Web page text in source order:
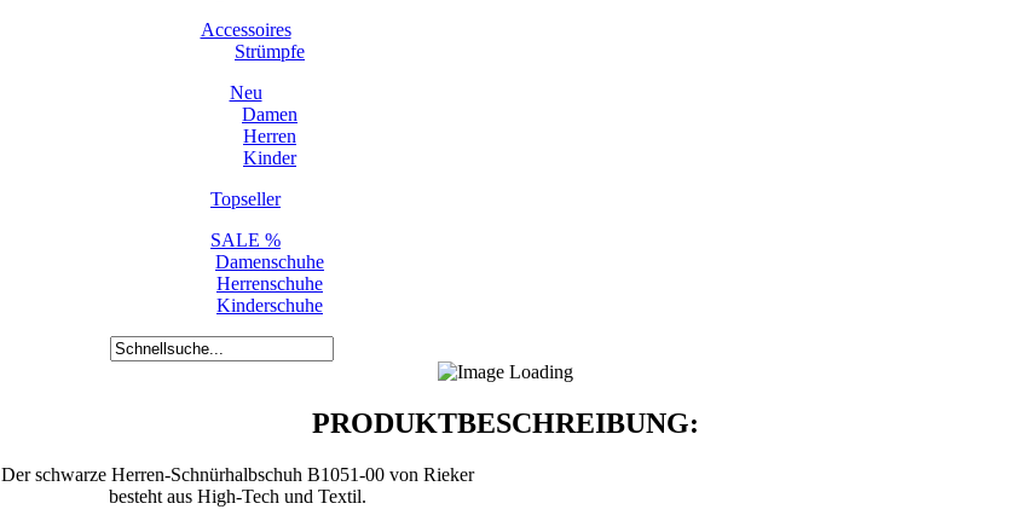
Accessoires
Strümpfe
Neu
Damen
Herren
Kinder
Topseller
SALE %
Damenschuhe
Herrenschuhe
Kinderschuhe
PRODUKTBESCHREIBUNG:
Der schwarze Herren-Schnürhalbschuh B1051-00 von Rieker
besteht aus High-Tech und Textil.